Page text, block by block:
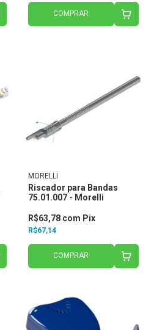
COMPRAR
MORELLI
Riscador para Bandas
75.01.007 - Morelli
R$67,14
R$63,78 com Pix
COMPRAR